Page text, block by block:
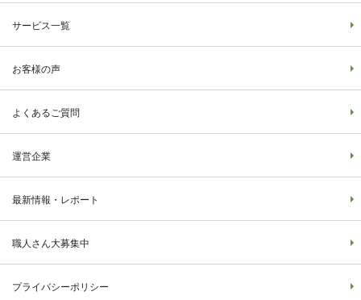
サービス一覧
お客様の声
よくあるご質問
運営企業
最新情報・レポート
職人さん大募集中
プライバシーポリシー